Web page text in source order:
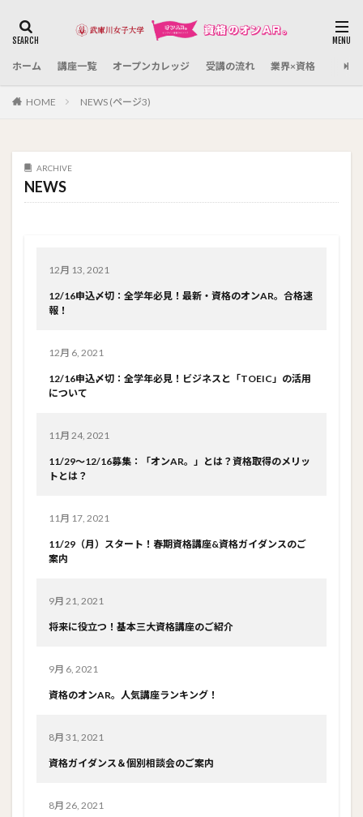
ホーム 講座一覧 オープンカレッジ 受講の流れ 業界×資格
HOME NEWS (ページ3)
ARCHIVE
NEWS
12月 13, 2021
12/16申込〆切：全学年必見！最新・資格のオンAR。合格速
報！
12月 6, 2021
12/16申込〆切：全学年必見！ビジネスと「TOEIC」の活用
について
11月 24, 2021
11/29～12/16募集：「オンAR。」とは？資格取得のメリッ
トとは？
11月 17, 2021
11/29（月）スタート！春期資格講座&資格ガイダンスのご
案内
9月 21, 2021
将来に役立つ！基本三大資格講座のご紹介
9月 6, 2021
資格のオンAR。人気講座ランキング！
8月 31, 2021
資格ガイダンス＆個別相談会のご案内
8月 26, 2021